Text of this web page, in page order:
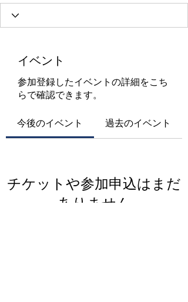
イベント
参加登録したイベントの詳細をこち
らで確認できます。
今後のイベント 過去のイベント
チケットや参加申込はまだ
ありません